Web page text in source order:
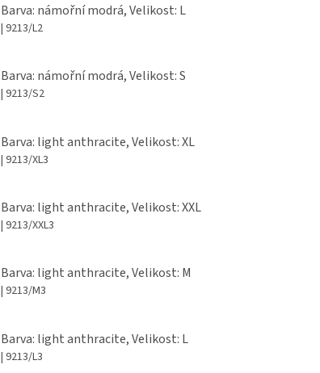
Barva: námořní modrá, Velikost: L
| 9213/L2
Barva: námořní modrá, Velikost: S
| 9213/S2
Barva: light anthracite, Velikost: XL
| 9213/XL3
Barva: light anthracite, Velikost: XXL
| 9213/XXL3
Barva: light anthracite, Velikost: M
| 9213/M3
Barva: light anthracite, Velikost: L
| 9213/L3